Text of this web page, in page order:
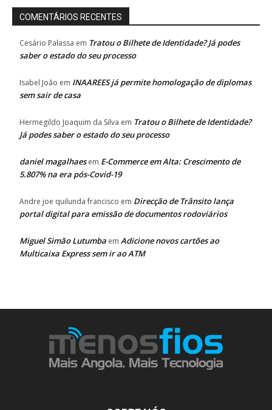
COMENTÁRIOS RECENTES
Cesário Palassa em Tratou o Bilhete de Identidade? Já podes
saber o estado do seu processo
Isabel João em INAAREES já permite homologação de diplomas
sem sair de casa
Hermegildo Joaquim da Silva em Tratou o Bilhete de Identidade?
Já podes saber o estado do seu processo
daniel magalhaesem E-Commerce em Alta: Crescimento de
5.807% na era pós-Covid-19
Andre joe quilunda francisco em Direcção de Trânsito lança
portal digital para emissão de documentos rodoviários
Miguel Simão Lutumba em Adicione novos cartões ao
Multicaixa Express sem ir ao ATM